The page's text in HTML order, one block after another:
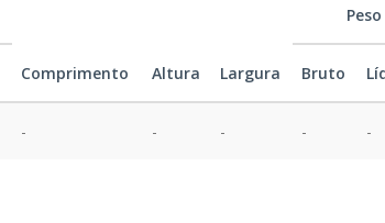
Comprimento Altura Largura
Peso
Bruto
- - - - -